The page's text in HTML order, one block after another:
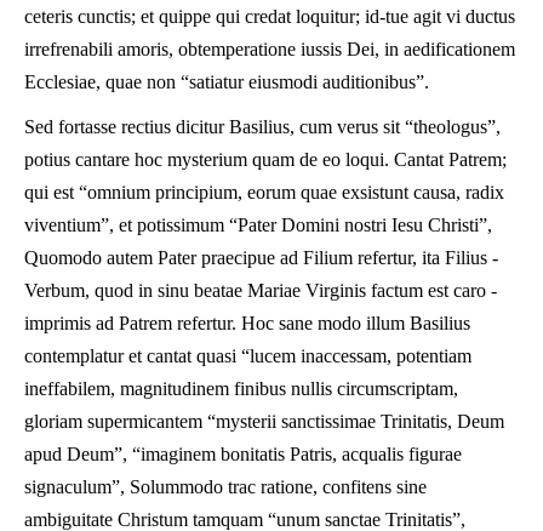
ceteris cunctis; et quippe qui credat loquitur; id-tue agit vi ductus
irrefrenabili amoris, obtemperatione iussis Dei, in aedificationem
Ecclesiae, quae non “satiatur eiusmodi auditionibus”.
Sed fortasse rectius dicitur Basilius, cum verus sit “theologus”,
potius cantare hoc mysterium quam de eo loqui. Cantat Patrem;
qui est “omnium principium, eorum quae exsistunt causa, radix
viventium”, et potissimum “Pater Domini nostri Iesu Christi”,
Quomodo autem Pater praecipue ad Filium refertur, ita Filius -
Verbum, quod in sinu beatae Mariae Virginis factum est caro -
imprimis ad Patrem refertur. Hoc sane modo illum Basilius
contemplatur et cantat quasi “lucem inaccessam, potentiam
ineffabilem, magnitudinem finibus nullis circumscriptam,
gloriam supermicantem “mysterii sanctissimae Trinitatis, Deum
apud Deum”, “imaginem bonitatis Patris, acqualis figurae
signaculum”, Solummodo trac ratione, confitens sine
ambiguitate Christum tamquam “unum sanctae Trinitatis”,